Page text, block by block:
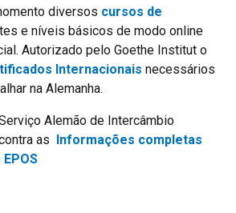
diversos cursos de
e níveis básicos de modo online
Autorizado pelo Goethe Institut o
Internacionais necessários
na Alemanha.
Alemão de Intercâmbio
as
Informações completas